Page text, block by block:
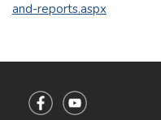
and-reports.aspx